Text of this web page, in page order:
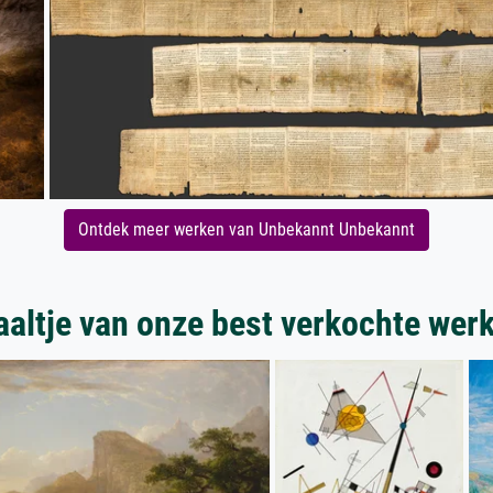
Ontdek meer werken van Unbekannt Unbekannt
van onze best verkochte